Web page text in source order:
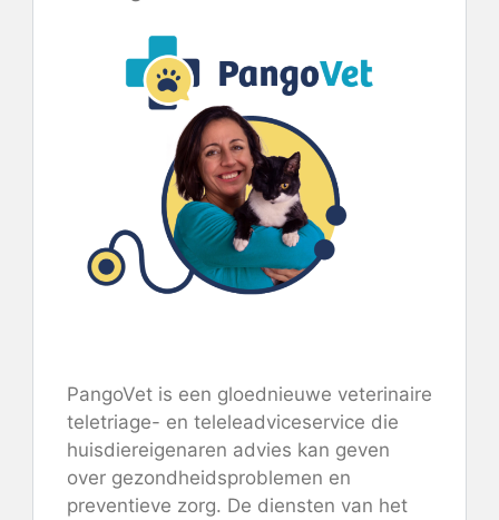
PangoVet is een gloednieuwe veterinaire
teletriage- en teleleadviceservice die
huisdiereigenaren advies kan geven
over gezondheidsproblemen en
preventieve zorg. De diensten van het